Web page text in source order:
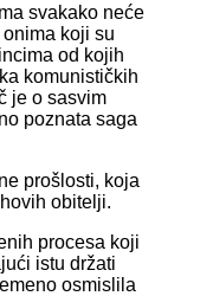
svakako neće
koji su
od kojih
komunističkih
je o sasvim
poznata saga
prošlosti, koja
obitelji.
procesa koji
istu držati
osmislila